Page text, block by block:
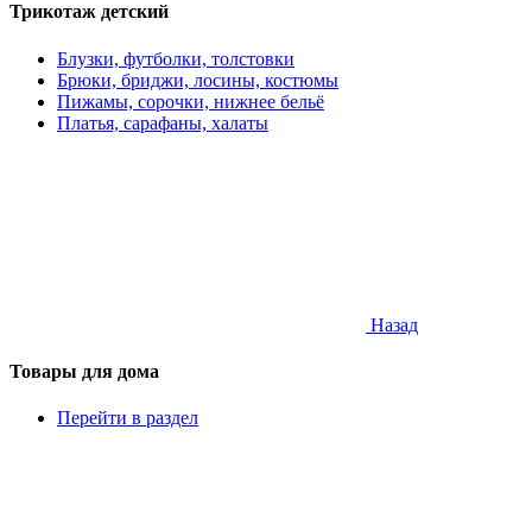
Трикотаж детский
Блузки, футболки, толстовки
Брюки, бриджи, лосины, костюмы
Пижамы, сорочки, нижнее бельё
Платья, сарафаны, халаты
Назад
Товары для дома
Перейти в раздел